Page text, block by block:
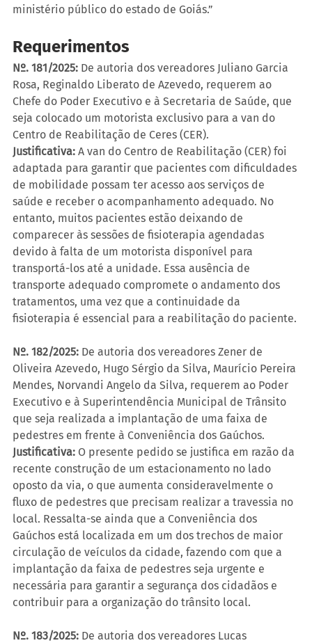
ministério público do estado de Goiás.”
Requerimentos
Nº. 181/2025: De autoria dos vereadores Juliano Garcia
Rosa, Reginaldo Liberato de Azevedo, requerem ao
Chefe do Poder Executivo e à Secretaria de Saúde, que
seja colocado um motorista exclusivo para a van do
Centro de Reabilitação de Ceres (CER).
Justificativa: A van do Centro de Reabilitação (CER) foi
adaptada para garantir que pacientes com dificuldades
de mobilidade possam ter acesso aos serviços de
saúde e receber o acompanhamento adequado. No
entanto, muitos pacientes estão deixando de
comparecer às sessões de fisioterapia agendadas
devido à falta de um motorista disponível para
transportá-los até a unidade. Essa ausência de
transporte adequado compromete o andamento dos
tratamentos, uma vez que a continuidade da
fisioterapia é essencial para a reabilitação do paciente.
Nº. 182/2025: De autoria dos vereadores Zener de
Oliveira Azevedo, Hugo Sérgio da Silva, Maurício Pereira
Mendes, Norvandi Angelo da Silva, requerem ao Poder
Executivo e à Superintendência Municipal de Trânsito
que seja realizada a implantação de uma faixa de
pedestres em frente à Conveniência dos Gaúchos.
Justificativa: O presente pedido se justifica em razão da
recente construção de um estacionamento no lado
oposto da via, o que aumenta consideravelmente o
fluxo de pedestres que precisam realizar a travessia no
local. Ressalta-se ainda que a Conveniência dos
Gaúchos está localizada em um dos trechos de maior
circulação de veículos da cidade, fazendo com que a
implantação da faixa de pedestres seja urgente e
necessária para garantir a segurança dos cidadãos e
contribuir para a organização do trânsito local.
Nº. 183/2025: De autoria dos vereadores Lucas